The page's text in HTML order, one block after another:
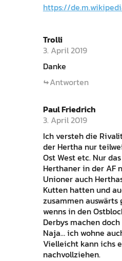
https://
Trolli
3. April 2019
Danke
Antworten
Paul Friedrich
3. April 2019
Ich versteh die
der Hertha nur
Ost West etc. Nur
Herthaner in der AF
Unioner auch
Kutten hatten und
zusammen auswärts
wenns in den
Derbys machen
Naja… ich wohne
Vielleicht kann ichs
nachvollziehen.